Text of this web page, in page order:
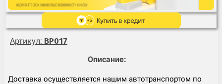
Артикул: BP017
Описание:
Доставка осуществляется нашим автотранспортом по